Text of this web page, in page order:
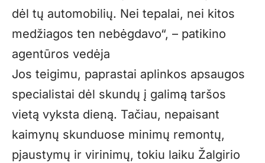
dėl tų automobilių. Nei tepalai, nei kitos
medžiagos ten nebėgdavo“, – patikino
agentūros vedėja
Jos teigimu, paprastai aplinkos apsaugos
specialistai dėl skundų į galimą taršos
vietą vyksta dieną. Tačiau, nepaisant
kaimynų skunduose minimų remontų,
pjaustymų ir virinimų, tokiu laiku Žalgirio